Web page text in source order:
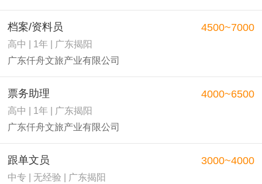
档案/资料员
高中 | 1年 | 广东揭阳
广东仟舟文旅产业有限公司
4500~7000
票务助理
高中 | 1年 | 广东揭阳
广东仟舟文旅产业有限公司
4000~6500
跟单文员
中专 | 无经验 | 广东揭阳
3000~4000